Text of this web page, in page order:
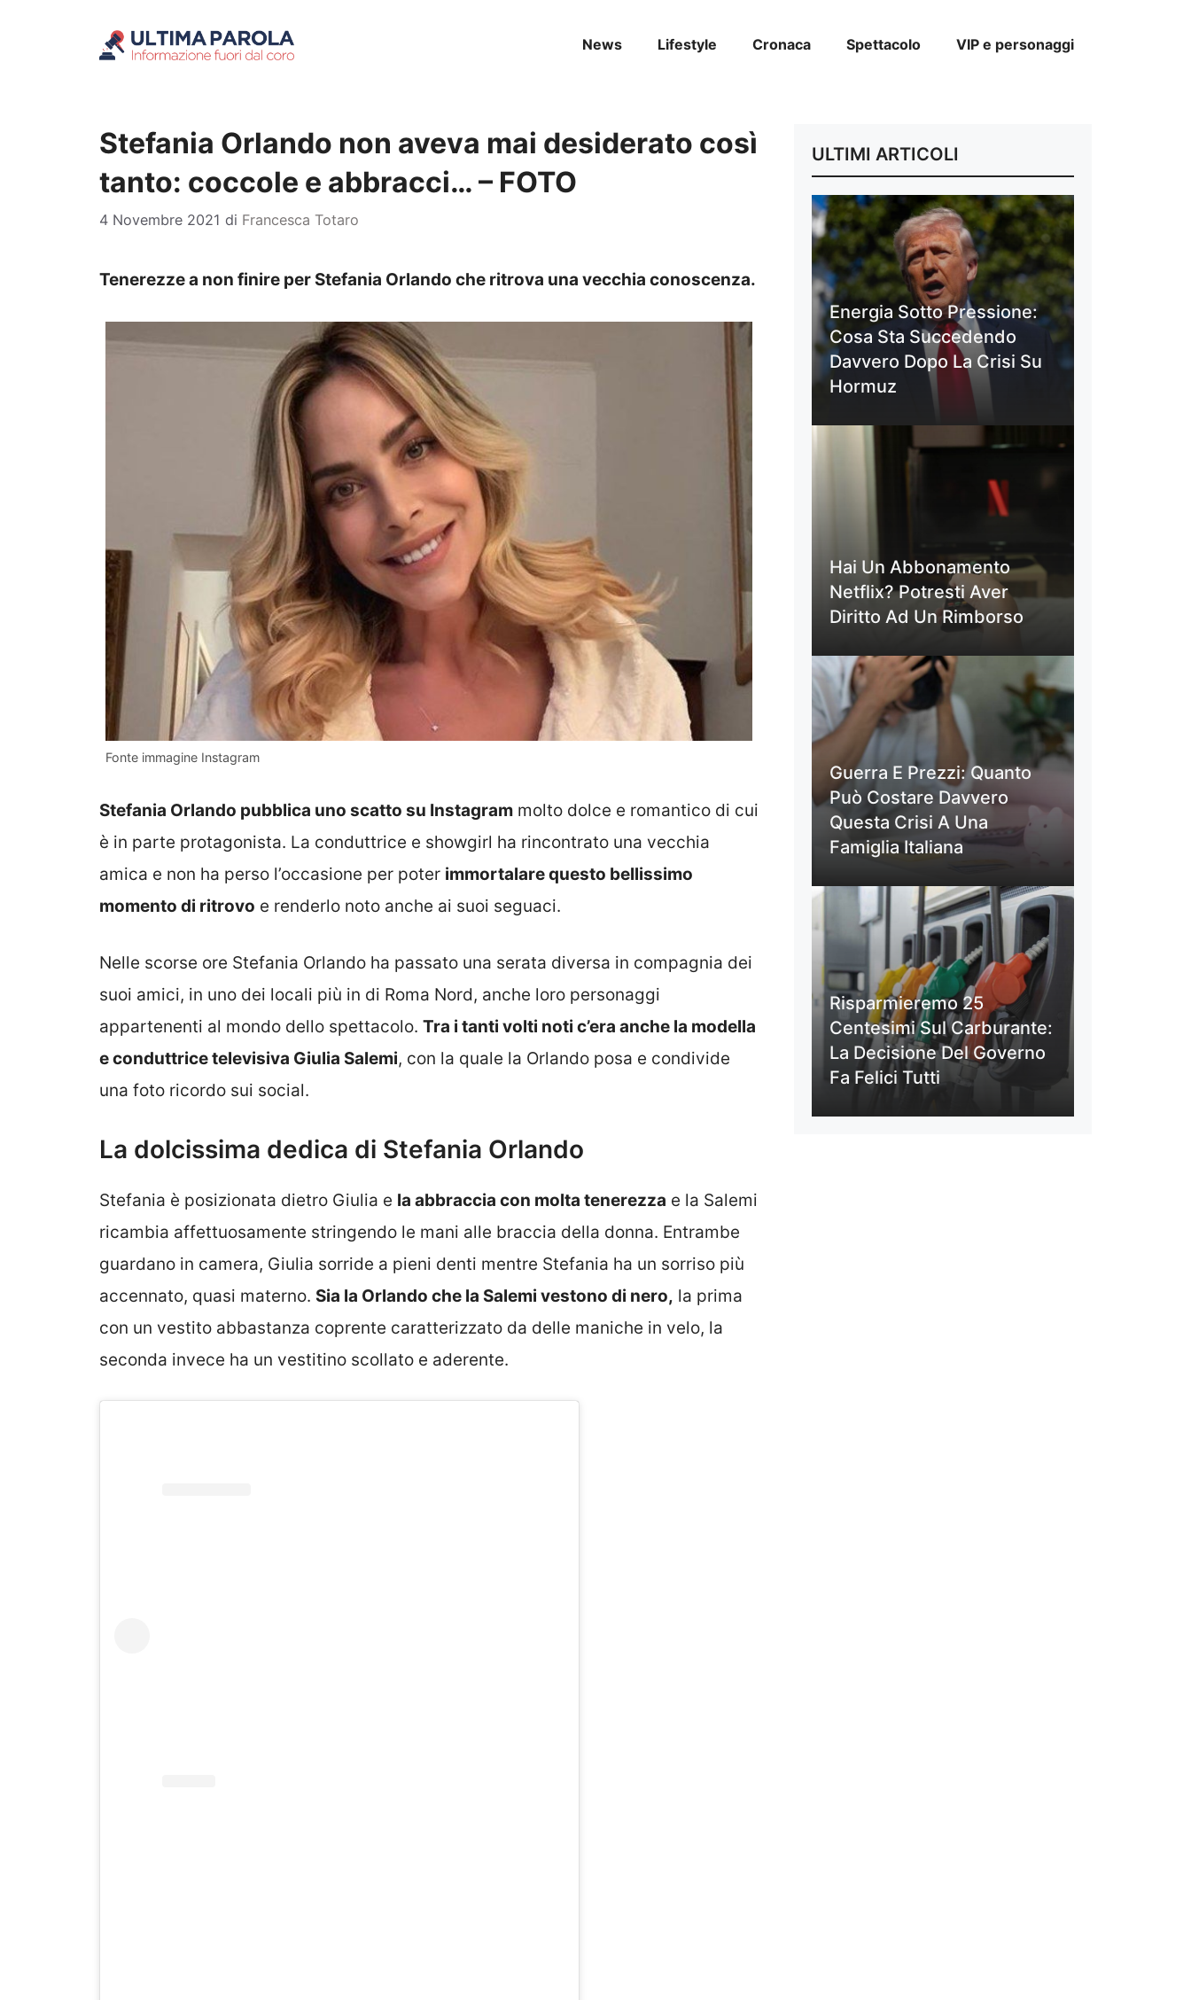
News Lifestyle Cronaca Spettacolo VIP e personaggi
Stefania Orlando non aveva mai desiderato così
tanto: coccole e abbracci… – FOTO
4 Novembre 2021 di Francesca Totaro
Tenerezze a non finire per Stefania Orlando che ritrova una vecchia conoscenza.
Fonte immagine Instagram
Stefania Orlando pubblica uno scatto su Instagram molto dolce e romantico di cui
è in parte protagonista. La conduttrice e showgirl ha rincontrato una vecchia
amica e non ha perso l’occasione per poter immortalare questo bellissimo
momento di ritrovo e renderlo noto anche ai suoi seguaci.
Nelle scorse ore Stefania Orlando ha passato una serata diversa in compagnia dei
suoi amici, in uno dei locali più in di Roma Nord, anche loro personaggi
appartenenti al mondo dello spettacolo. Tra i tanti volti noti c’era anche la modella
e conduttrice televisiva Giulia Salemi, con la quale la Orlando posa e condivide
una foto ricordo sui social.
La dolcissima dedica di Stefania Orlando
Stefania è posizionata dietro Giulia e la abbraccia con molta tenerezza e la Salemi
ricambia affettuosamente stringendo le mani alle braccia della donna. Entrambe
guardano in camera, Giulia sorride a pieni denti mentre Stefania ha un sorriso più
accennato, quasi materno. Sia la Orlando che la Salemi vestono di nero, la prima
con un vestito abbastanza coprente caratterizzato da delle maniche in velo, la
seconda invece ha un vestitino scollato e aderente.
ULTIMI ARTICOLI
Energia Sotto Pressione:
Cosa Sta Succedendo
Davvero Dopo La Crisi Su
Hormuz
Hai Un Abbonamento
Netflix? Potresti Aver
Diritto Ad Un Rimborso
Guerra E Prezzi: Quanto
Può Costare Davvero
Questa Crisi A Una
Famiglia Italiana
Risparmieremo 25
Centesimi Sul Carburante:
La Decisione Del Governo
Fa Felici Tutti